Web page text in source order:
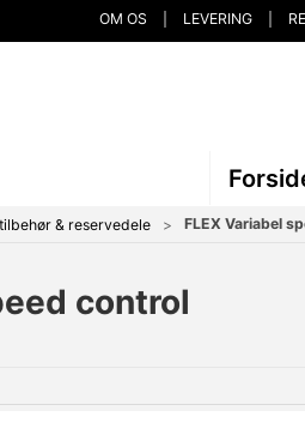
OM OS LEVERING
& reservedele FLEX Variabel
control